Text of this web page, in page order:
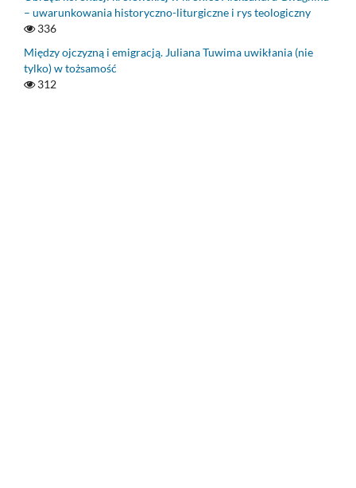
– uwarunkowania historyczno-liturgiczne i rys teologiczny
336
Między ojczyzną i emigracją. Juliana Tuwima uwikłania (nie
tylko) w tożsamość
312